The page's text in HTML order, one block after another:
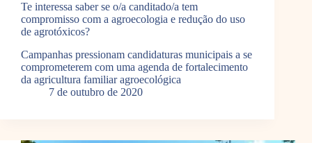
Te interessa saber se o/a canditado/a tem
compromisso com a agroecologia e redução do uso
de agrotóxicos?
Campanhas pressionam candidaturas municipais a se
comprometerem com uma agenda de fortalecimento
da agricultura familiar agroecológica
7 de outubro de 2020